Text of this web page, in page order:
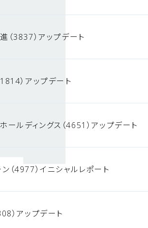
（3837）アップデート
）アップデート
ールディングス（4651）アップデート
（4977）イニシャルレポート
）アップデート